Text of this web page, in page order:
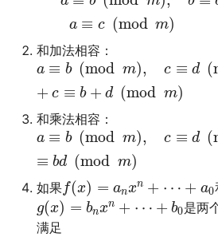
a ≡ c (mod m)
和加法相容：
a ≡ b (mod m), c ≡ d (
+ c ≡ b + d (mod m)
和乘法相容：
a ≡ b (mod m), c ≡ d (
≡ bd (mod m)
如果f(x) = anxn + ⋯ + a0
g(x) = bnxn + ⋯ + b0是两
满足